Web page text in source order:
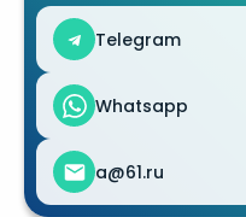
Telegram
Whatsapp
a@61.ru